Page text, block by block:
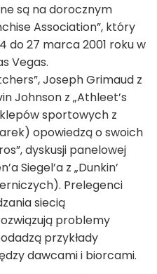
są na dorocznym
Association”, który
do 27 marca 2001 roku w
Vegas.
Joseph Grimaud z
Johnson z „Athleet’s
sportowych z
opowiedzą o swoich
dyskusji panelowej
Siegel’a z „Dunkin’
Prelegenci
siecią
problemy
przykłady
dawcami i biorcami.